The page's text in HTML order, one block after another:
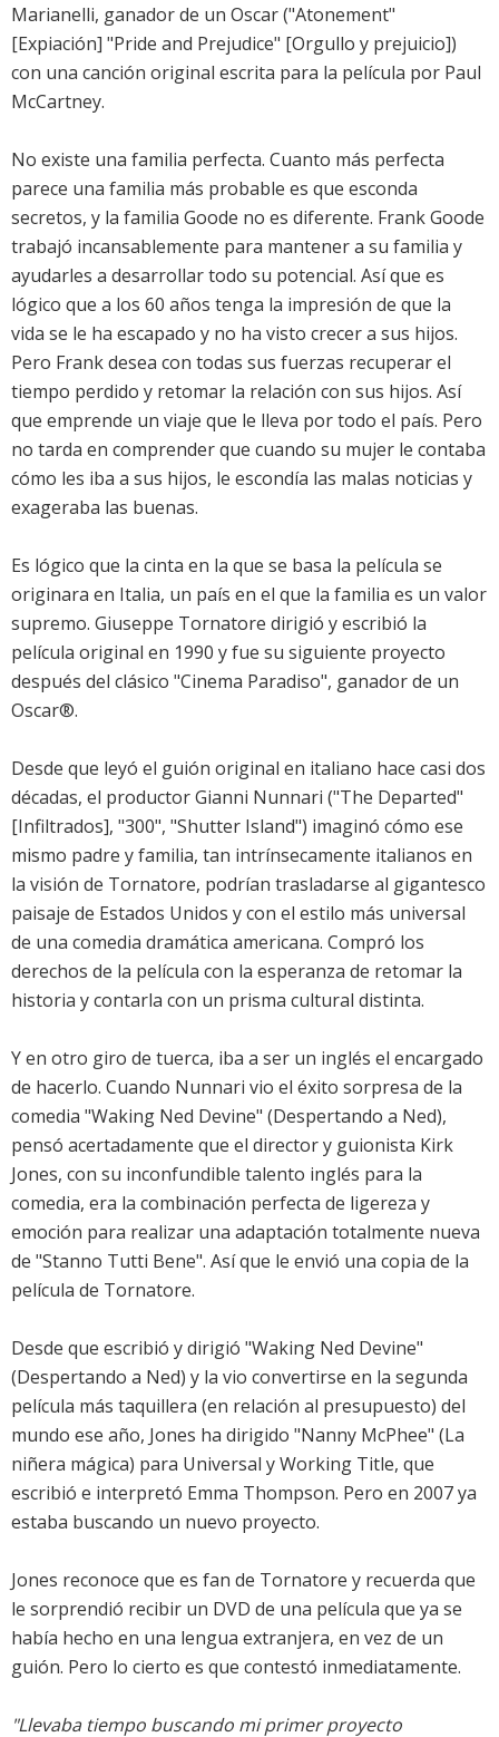
Marianelli, ganador de un Oscar ("Atonement"
[Expiación] "Pride and Prejudice" [Orgullo y prejuicio])
con una canción original escrita para la película por Paul
McCartney.
No existe una familia perfecta. Cuanto más perfecta
parece una familia más probable es que esconda
secretos, y la familia Goode no es diferente. Frank Goode
trabajó incansablemente para mantener a su familia y
ayudarles a desarrollar todo su potencial. Así que es
lógico que a los 60 años tenga la impresión de que la
vida se le ha escapado y no ha visto crecer a sus hijos.
Pero Frank desea con todas sus fuerzas recuperar el
tiempo perdido y retomar la relación con sus hijos. Así
que emprende un viaje que le lleva por todo el país. Pero
no tarda en comprender que cuando su mujer le contaba
cómo les iba a sus hijos, le escondía las malas noticias y
exageraba las buenas.
Es lógico que la cinta en la que se basa la película se
originara en Italia, un país en el que la familia es un valor
supremo. Giuseppe Tornatore dirigió y escribió la
película original en 1990 y fue su siguiente proyecto
después del clásico "Cinema Paradiso", ganador de un
Oscar®.
Desde que leyó el guión original en italiano hace casi dos
décadas, el productor Gianni Nunnari ("The Departed"
[Infiltrados], "300", "Shutter Island") imaginó cómo ese
mismo padre y familia, tan intrínsecamente italianos en
la visión de Tornatore, podrían trasladarse al gigantesco
paisaje de Estados Unidos y con el estilo más universal
de una comedia dramática americana. Compró los
derechos de la película con la esperanza de retomar la
historia y contarla con un prisma cultural distinta.
Y en otro giro de tuerca, iba a ser un inglés el encargado
de hacerlo. Cuando Nunnari vio el éxito sorpresa de la
comedia "Waking Ned Devine" (Despertando a Ned),
pensó acertadamente que el director y guionista Kirk
Jones, con su inconfundible talento inglés para la
comedia, era la combinación perfecta de ligereza y
emoción para realizar una adaptación totalmente nueva
de "Stanno Tutti Bene". Así que le envió una copia de la
película de Tornatore.
Desde que escribió y dirigió "Waking Ned Devine"
(Despertando a Ned) y la vio convertirse en la segunda
película más taquillera (en relación al presupuesto) del
mundo ese año, Jones ha dirigido "Nanny McPhee" (La
niñera mágica) para Universal y Working Title, que
escribió e interpretó Emma Thompson. Pero en 2007 ya
estaba buscando un nuevo proyecto.
Jones reconoce que es fan de Tornatore y recuerda que
le sorprendió recibir un DVD de una película que ya se
había hecho en una lengua extranjera, en vez de un
guión. Pero lo cierto es que contestó inmediatamente.
"Llevaba tiempo buscando mi primer proyecto